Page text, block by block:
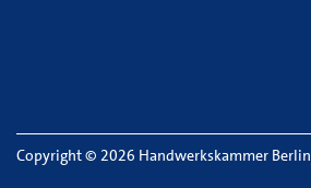
Copyright© 2026 Handwerkskammer Berlin